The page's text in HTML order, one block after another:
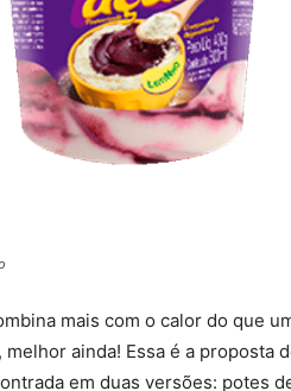
mais com o calor do que
melhor ainda! Essa é a proposta
em duas versões: potes